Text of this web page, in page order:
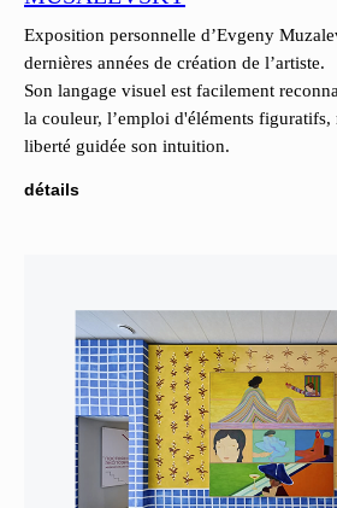
Exposition personnelle d’Evgeny
dernières années de création de l’artiste.
Son langage visuel est facilement
la couleur, l’emploi d'éléments figuratifs,
liberté guidée son intuition.
détails